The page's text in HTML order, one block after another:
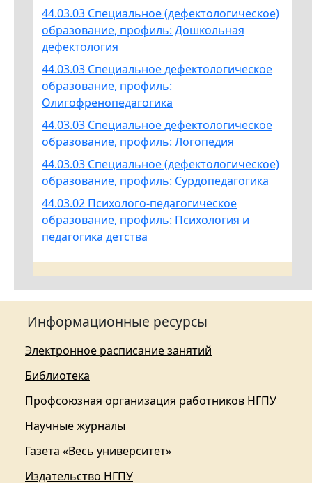
44.03.03 Специальное (дефектологическое)
образование, профиль: Дошкольная
дефектология
44.03.03 Специальное дефектологическое
образование, профиль:
Олигофренопедагогика
44.03.03 Специальное дефектологическое
образование, профиль: Логопедия
44.03.03 Специальное (дефектологическое)
образование, профиль: Сурдопедагогика
44.03.02 Психолого-педагогическое
образование, профиль: Психология и
педагогика детства
Информационные ресурсы
Электронное расписание занятий
Библиотека
Профсоюзная организация работников НГПУ
Научные журналы
Газета «Весь университет»
Издательство НГПУ